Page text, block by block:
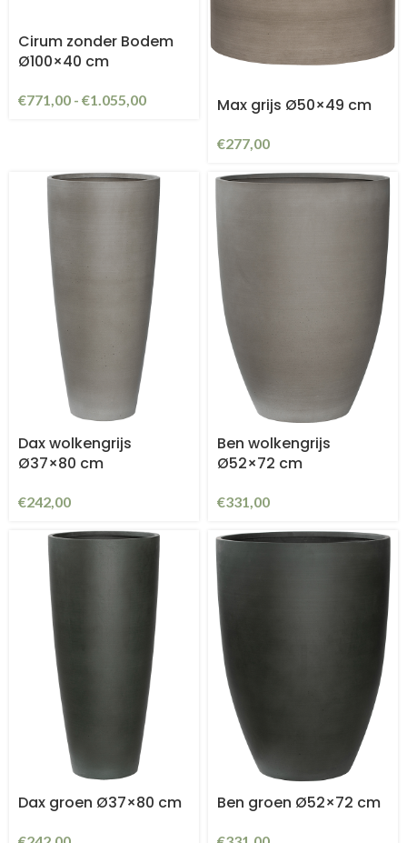
Cirum zonder Bodem
Ø100×40 cm
€771,00 - €1.055,00 Max grijs Ø50×49 cm
€277,00
Dax wolkengrijs
Ø37×80 cm
€242,00
Ben wolkengrijs
Ø52×72 cm
€331,00
Dax groen Ø37×80 cm Ben groen Ø52×72 cm